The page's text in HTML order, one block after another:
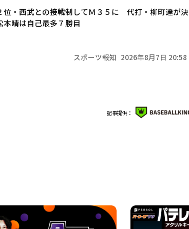
位・西武との接戦制してＭ３５に 代打・柳町達が決
本晴は自己最多７勝目
スポーツ報知 2026年8月7日 20:58
記事提供：